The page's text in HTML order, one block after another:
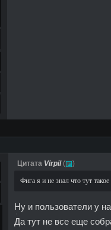
Цитата Virpil( )
Фига я и не знал что тут
Ну и пользователи у
Да тут не все еще